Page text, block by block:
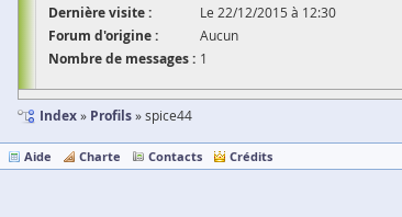
Dernière visite : Le 22/12/2015 à 12:30
Forum d'origine : Aucun
Nombre de messages : 1
Index Profils spice44
Aide Charte Contacts Crédits